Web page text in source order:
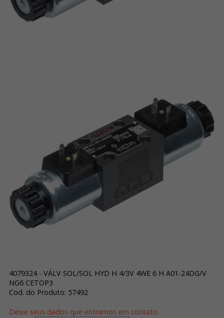
4079324 - VÁLV SOL/SOL HYD H 4/3V 4WE 6 H A01-24DG/V
NG6 CETOP3
Cod. do Produto: 57492
Deixe seus dados que entramos em contato